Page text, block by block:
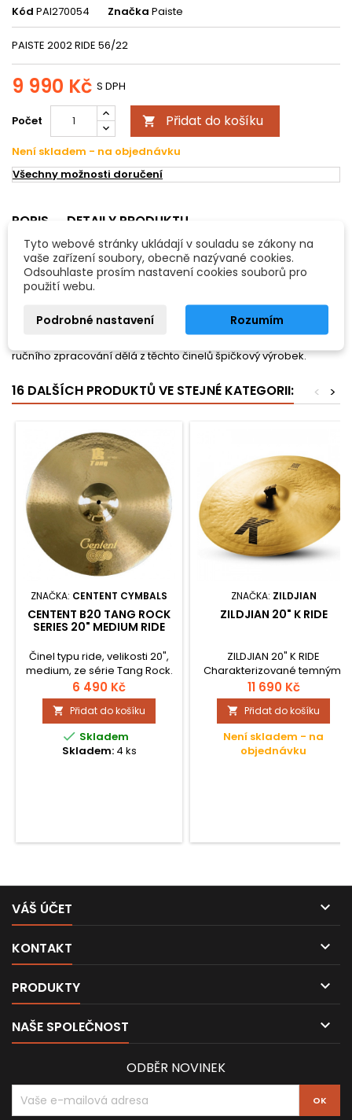
Kód PAI270054 Značka Paiste
PAISTE 2002 RIDE 56/22
9 990 Kč S DPH
Počet  Přidat do košíku
Není skladem - na objednávku
Všechny možnosti doručení
POPIS DETAILY PRODUKTU
Činel PAISTE 2002 ride
- rozměry: 56cm/22"
- CuSn8 bronz (známý také jako „2002 bronz“)
Tato řada činelů je pro profesionální muzikanty a hudebníky,
kteří si potrpí na kvalitní zvuk. Je vhodná na všechny hudební
ručního zpracování dělá z těchto činelů špičkový výrobek.
16 DALŠÍCH PRODUKTŮ VE STEJNÉ KATEGORII: >
<
ZNAČKA: CENTENT CYMBALS
CENTENT B20 TANG ROCK
SERIES 20" MEDIUM RIDE
Činel typu ride, velikosti 20",
medium, ze série Tang Rock.
Tato řada činelů Centent B20
Tang je určena hráčům, kteří
hledají vysokou kvalitu
zpracování a zvuku, který je
přímočarý a barevný. Řada
B20 Tang je ručně vyráběná z
6 490 Kč
 Přidat do košíku
 Skladem
Skladem: 4 ks
ZNAČKA: ZILDJIAN
ZILDJIAN 20" K RIDE
ZILDJIAN 20" K RIDE
Charakterizované temnými
podtóny, zvukové dědictví
řady K odkazuje na staletou
historii fi…
11 690 Kč
 Přidat do košíku
Není skladem - na
objednávku
VÁŠ ÚČET 
KONTAKT 
PRODUKTY 
NAŠE SPOLEČNOST 
ODBĚR NOVINEK
Tyto webové stránky ukládají v souladu se zákony na
vaše zařízení soubory, obecně nazývané cookies.
Odsouhlaste prosím nastavení cookies souborů pro
použití webu.
Podrobné nastavení Rozumím